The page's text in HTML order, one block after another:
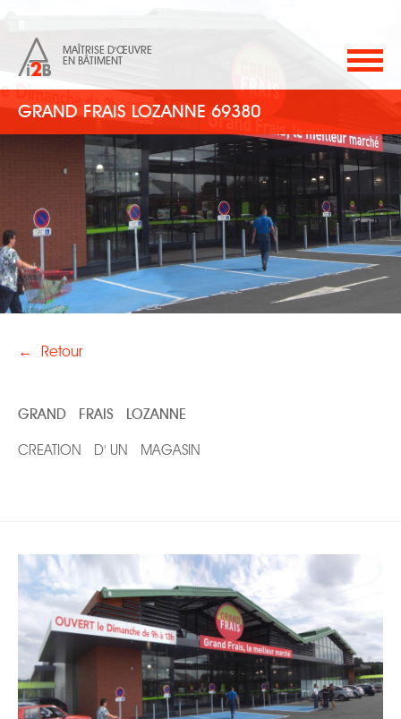
MAÎTRISE D'ŒUVRE
EN BÂTIMENT
GRAND FRAIS LOZANNE 69380
← Retour
GRAND FRAIS LOZANNE
CREATION D' UN MAGASIN